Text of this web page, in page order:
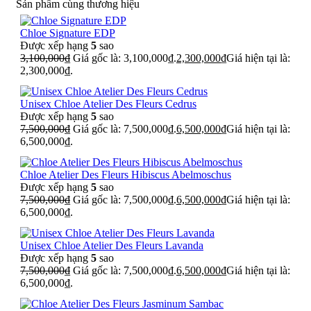
Sản phẩm cùng thương hiệu
Chloe Signature EDP
Được xếp hạng 5 sao
3,100,000₫ Giá gốc là: 3,100,000₫.2,300,000₫Giá hiện tại là:
2,300,000₫.
Unisex Chloe Atelier Des Fleurs Cedrus
Được xếp hạng 5 sao
7,500,000₫ Giá gốc là: 7,500,000₫.6,500,000₫Giá hiện tại là:
6,500,000₫.
Chloe Atelier Des Fleurs Hibiscus Abelmoschus
Được xếp hạng 5 sao
7,500,000₫ Giá gốc là: 7,500,000₫.6,500,000₫Giá hiện tại là:
6,500,000₫.
Unisex Chloe Atelier Des Fleurs Lavanda
Được xếp hạng 5 sao
7,500,000₫ Giá gốc là: 7,500,000₫.6,500,000₫Giá hiện tại là:
6,500,000₫.